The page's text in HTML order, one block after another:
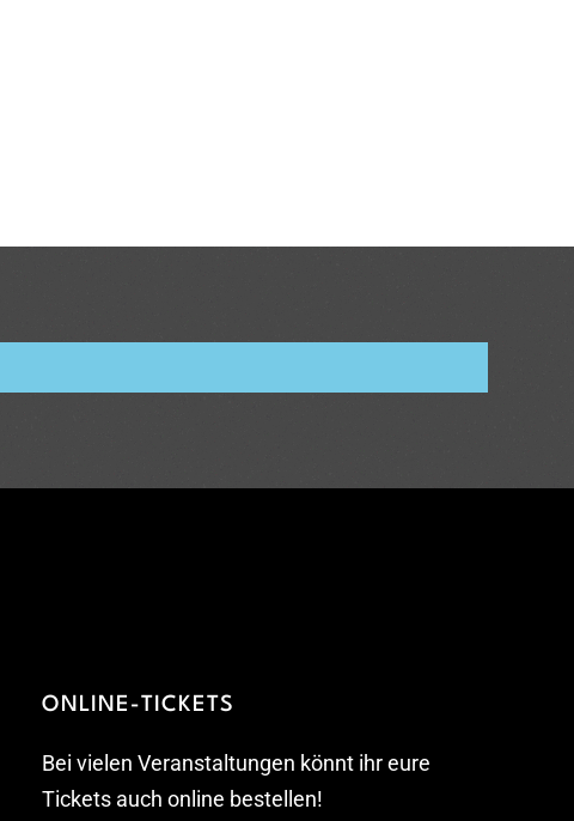
ONLINE-TICKETS
Bei vielen Veranstaltungen könnt ihr eure
Tickets auch online bestellen!